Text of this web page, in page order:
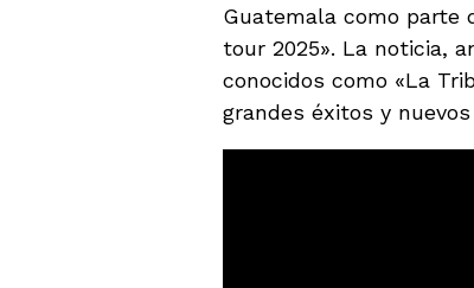
Guatemala como parte
tour 2025». La noticia,
conocidos como «La
grandes éxitos y